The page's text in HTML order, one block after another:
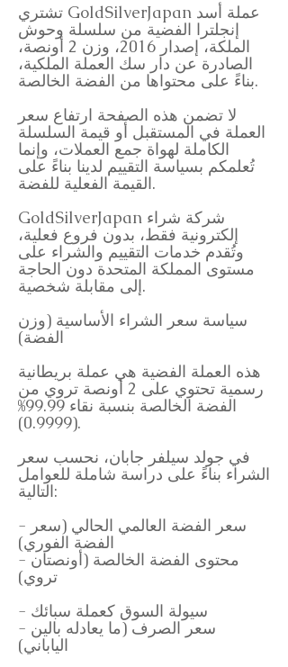
تشتري GoldSilverJapan عملة أسد
إنجلترا الفضية من سلسلة وحوش
الملكة، إصدار 2016، وزن 2 أونصة،
الصادرة عن دار سك العملة الملكية،
بناءً على محتواها من الفضة الخالصة.
لا تضمن هذه الصفحة ارتفاع سعر
العملة في المستقبل أو قيمة السلسلة
الكاملة لهواة جمع العملات، وإنما
تُعلمكم بسياسة التقييم لدينا بناءً على
القيمة الفعلية للفضة.
GoldSilverJapan شركة شراء
إلكترونية فقط، بدون فروع فعلية،
وتُقدم خدمات التقييم والشراء على
مستوى المملكة المتحدة دون الحاجة
إلى مقابلة شخصية.
سياسة سعر الشراء الأساسية (وزن
الفضة)
هذه العملة الفضية هي عملة بريطانية
رسمية تحتوي على 2 أونصة تروي من
الفضة الخالصة بنسبة نقاء 99.99%
(0.9999).
في جولد سيلفر جابان، نحسب سعر
الشراء بناءً على دراسة شاملة للعوامل
التالية:
- سعر الفضة العالمي الحالي (سعر
الفضة الفوري)
- محتوى الفضة الخالصة (أونصتان
تروي)
- سيولة السوق كعملة سبائك
- سعر الصرف (ما يعادله بالين
الياباني)